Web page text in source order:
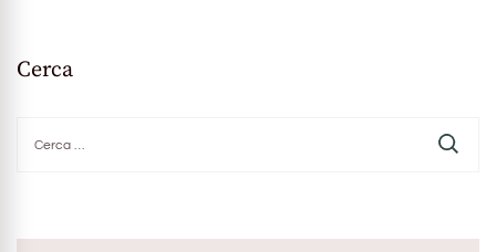
Cerca
per: